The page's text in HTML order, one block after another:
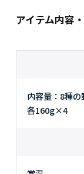
アイテム内容
内容量：8種
各160g×4